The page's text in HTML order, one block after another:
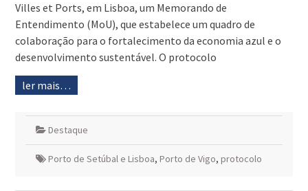
Villes et Ports, em Lisboa, um Memorando de
Entendimento (MoU), que estabelece um quadro de
colaboração para o fortalecimento da economia azul e o
desenvolvimento sustentável. O protocolo
ler mais…
Destaque
Porto de Setúbal e Lisboa, Porto de Vigo, protocolo